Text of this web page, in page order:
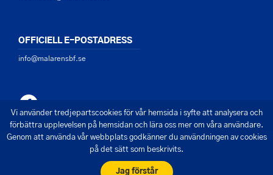
OFFICIELL E-POSTADRESS
info@malarensbf.se
© 2026 - Mälarens Båtförbund
Skapad av Pigment webbyrå
Vi använder tredjepartscookies för vår hemsida i syfte att analysera och
förbättra upplevelsen på hemsidan och lära oss mer om våra användare.
Genom att använda vår webbplats godkänner du användningen av cookies
på det sätt som beskrivits.
Jag förstår